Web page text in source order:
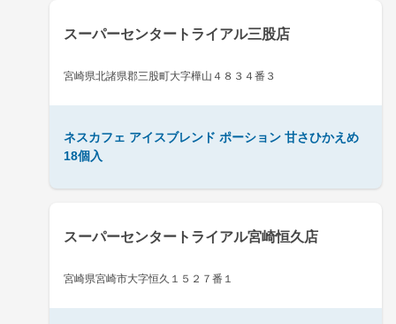
スーパーセンタートライアル三股店
宮崎県北諸県郡三股町大字樺山４８３４番３
ネスカフェ アイスブレンド ポーション 甘さひかえめ
18個入
スーパーセンタートライアル宮崎恒久店
宮崎県宮崎市大字恒久１５２７番１